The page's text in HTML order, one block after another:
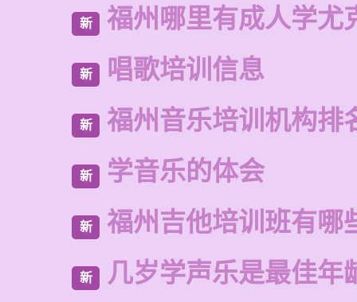
新 福州哪里有成人学尤
新 唱歌培训信息
新 福州音乐培训机构排
新 学音乐的体会
新 福州吉他培训班有哪
新 几岁学声乐是最佳年